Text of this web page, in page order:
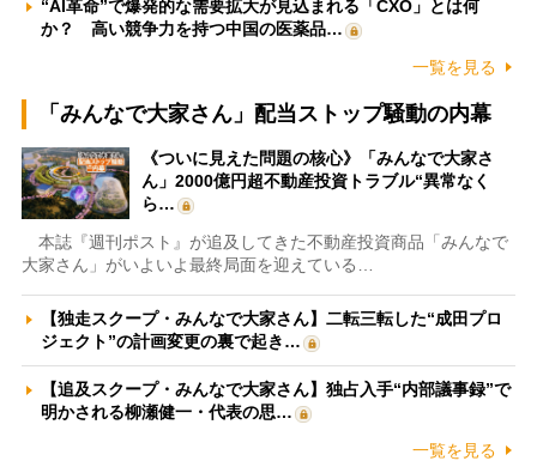
“AI革命”で爆発的な需要拡大が見込まれる「CXO」とは何
か？ 高い競争力を持つ中国の医薬品…
一覧を見る
「みんなで大家さん」配当ストップ騒動の内幕
《ついに見えた問題の核心》「みんなで大家さ
ん」2000億円超不動産投資トラブル“異常なく
ら…
本誌『週刊ポスト』が追及してきた不動産投資商品「みんなで
大家さん」がいよいよ最終局面を迎えている…
【独走スクープ・みんなで大家さん】二転三転した“成田プロ
ジェクト”の計画変更の裏で起き…
【追及スクープ・みんなで大家さん】独占入手“内部議事録”で
明かされる柳瀬健一・代表の思…
一覧を見る